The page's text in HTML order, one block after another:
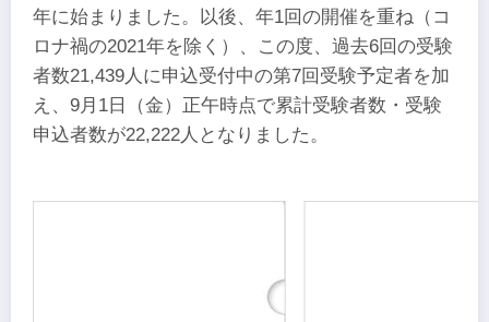
年に始まりました。以後、年1回の開催を重ね（コ
ロナ禍の2021年を除く）、この度、過去6回の受験
者数21,439人に申込受付中の第7回受験予定者を加
え、9月1日（金）正午時点で累計受験者数・受験
申込者数が22,222人となりました。